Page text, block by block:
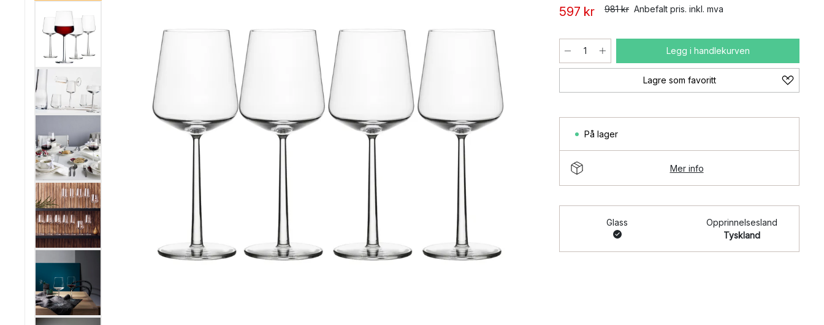
597 kr 981 kr Anbefalt pris. inkl. mva
Legg i handlekurven
Lagre som favoritt
På lager
Mer info
Glass
Opprinnelsesland
Tyskland